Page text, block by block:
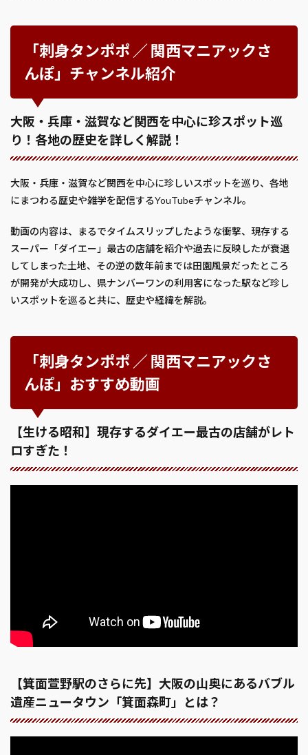
「刺身タンポポ ／ 関西マニアックさ
んぽ」チャンネル紹介
大阪・兵庫・滋賀など関西を中心に珍スポット巡
り！各地の歴史を詳しく解説！
大阪・兵庫・滋賀など関西を中心に珍しいスポットを巡り、各地
にまつわる歴史や雑学を配信するYouTubeチャンネル。
動画の内容は、まるでタイムスリップしたような衝撃、現存する
スーパー「ダイエー」最古の店舗を紹介や過去に反映したが衰退
してしまった土地、その逆の数年前までは田園風景だったところ
が開発が大成功し、県ナンバーワンの利用客になった駅など珍し
いスポットを巡ると共に、歴史や経緯を解説。
「刺身タンポポ ／ 関西マニアックさ
んぽ」おすすめ動画
【生ける昭和】現存するダイエー最古の店舗がレト
ロすぎた！
【箕面萱野駅のさらに先】大阪の山奥にあるバブル
遺産ニュータウン「箕面森町」とは？